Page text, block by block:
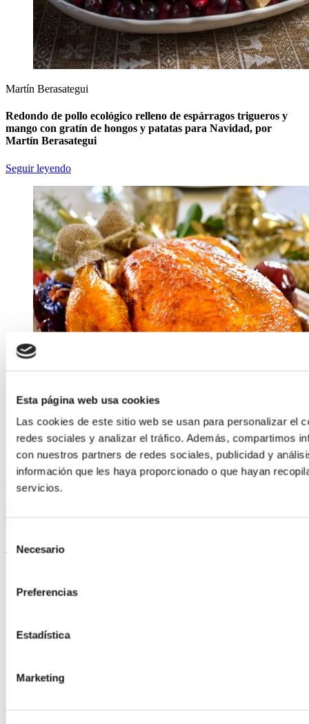
Esta página web usa cookies
Las cookies de este sitio web se usan para personalizar el
redes sociales y analizar el tráfico. Además, compartimos
con nuestros partners de redes sociales, publicidad y
información que les haya proporcionado o que hayan
servicios.
de Necesario
Preferencias
Estadística
Marketing
Martín Berasategui
Redondo de pollo ecológico relleno de espárragos trigueros y
mango con gratín de hongos y patatas para Navidad, por
Martín Berasategui
Seguir leyendo
Martín Berasategui
Pularda gallega con zanahorias con romero y naranja para
Navidad, por Martín Berasategui
Seguir leyendo